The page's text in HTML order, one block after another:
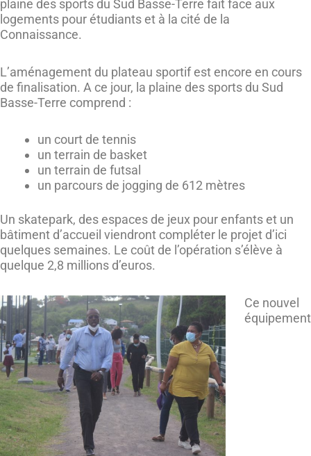
plaine des sports du Sud Basse-Terre fait face aux
logements pour étudiants et à la cité de la
Connaissance.
L’aménagement du plateau sportif est encore en cours
de finalisation. A ce jour, la plaine des sports du Sud
Basse-Terre comprend :
un court de tennis
un terrain de basket
un terrain de futsal
un parcours de jogging de 612 mètres
Un skatepark, des espaces de jeux pour enfants et un
bâtiment d’accueil viendront compléter le projet d’ici
quelques semaines. Le coût de l’opération s’élève à
quelque 2,8 millions d’euros.
Ce nouvel
équipement